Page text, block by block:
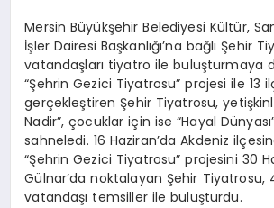
Mersin Büyükşehir Belediyesi Kültür,
İşler Dairesi Başkanlığı’na bağlı Şehir
vatandaşları tiyatro ile buluşturmaya
“Şehrin Gezici Tiyatrosu” projesi ile 13
gerçekleştiren Şehir Tiyatrosu,
Nadir”, çocuklar için ise “Hayal
sahneledi. 16 Haziran’da Akdeniz
“Şehrin Gezici Tiyatrosu” projesini 30
Gülnar’da noktalayan Şehir Tiyatrosu,
vatandaşı temsiller ile buluşturdu.